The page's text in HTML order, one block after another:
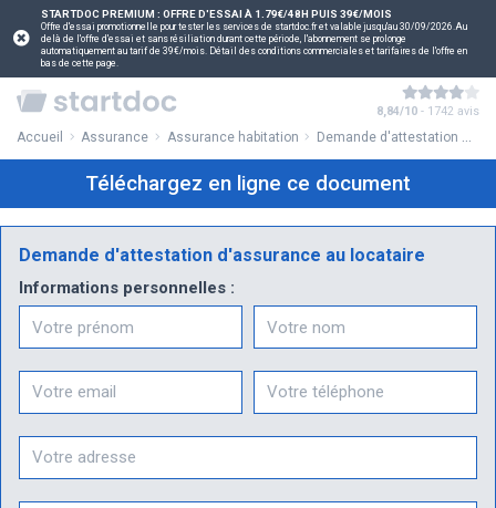
STARTDOC PREMIUM : OFFRE D'ESSAI À 1.79€/48H PUIS 39€/MOIS
Offre d'essai promotionnelle pour tester les services de startdoc.fr et valable jusqu'au 30/09/2026.Au
delà de l'offre d'essai et sans résiliation durant cette période, l'abonnement se prolonge
automatiquement au tarif de 39€/mois. Détail des conditions commerciales et tarifaires de l'offre en
bas de cette page.
8,84/10 - 1742 avis
Accueil Assurance Assurance habitation Demande d'attestation d'assurance au locataire
Téléchargez en ligne ce document
Demande d'attestation d'assurance au locataire
Informations personnelles :
Prénom Nom
Email Téléphone